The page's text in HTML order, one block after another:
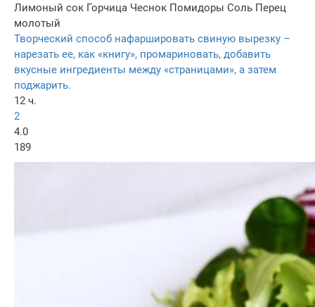
Лимоный сок Горчица Чеснок Помидоры Соль Перец
молотый
Творческий способ нафаршировать свиную вырезку –
нарезать ее, как «книгу», промариновать, добавить
вкусные ингредиенты между «страницами», а затем
поджарить.
12 ч.
2
4.0
189